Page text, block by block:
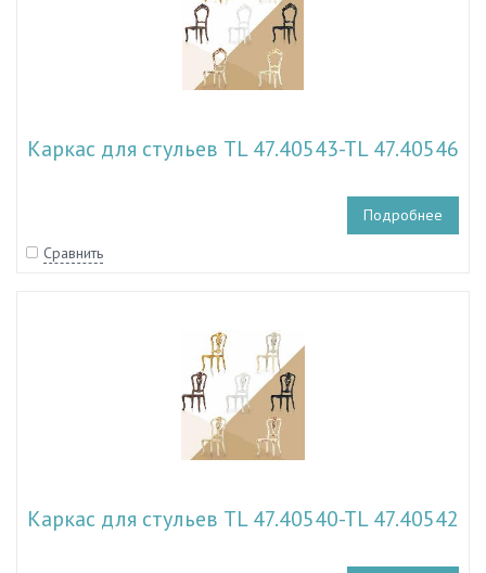
Каркас для стульев TL 47.40543-TL 47.40546
Подробнее
Сравнить
Каркас для стульев TL 47.40540-TL 47.40542